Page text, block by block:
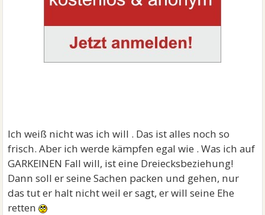
Ich weiß nicht was ich will . Das ist alles noch so
frisch. Aber ich werde kämpfen egal wie . Was ich auf
GARKEINEN Fall will, ist eine Dreiecksbeziehung!
Dann soll er seine Sachen packen und gehen, nur
das tut er halt nicht weil er sagt, er will seine Ehe
retten